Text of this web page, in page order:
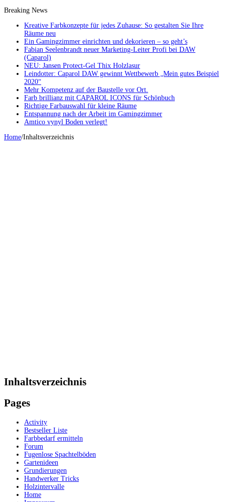
Breaking News
Kreative Farbkonzepte für jedes Zuhause: So gestalten Sie Ihre
Räume neu
Ein Gamingzimmer einrichten und dekorieren – so geht’s
Fabian Seelenbrandt neuer Marketing-Leiter Profi bei DAW
(Caparol)
NEU: Jansen Protect-Gel Thix Holzlasur
Leindotter: Caparol DAW gewinnt Wettbewerb „Mein gutes Beispiel
2020“
Mehr Kompetenz auf der Baustelle vor Ort.
Farb brillianz mit CAPAROL ICONS für Schönbuch
Richtige Farbauswahl für kleine Räume
Entspannung nach der Arbeit im Gamingzimmer
Amtico vynyl Boden verlegt!
Home/Inhaltsverzeichnis
Inhaltsverzeichnis
Pages
Activity
Bestseller Liste
Farbbedarf ermitteln
Forum
Fugenlose Spachtelböden
Gartenideen
Grundierungen
Handwerker Tricks
Holzintervalle
Home